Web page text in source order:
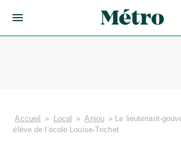
Accueil » Local » Anjou » Le lieutenant-
élève de l’école Louise-Trichet